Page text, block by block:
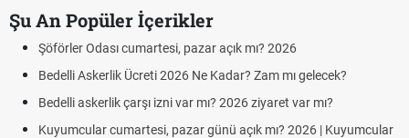
Şu An Popüler İçerikler
Şöförler Odası cumartesi, pazar açık mı? 2026
Bedelli Askerlik Ücreti 2026 Ne Kadar? Zam mı gelecek?
Bedelli askerlik çarşı izni var mı? 2026 ziyaret var mı?
Kuyumcular cumartesi, pazar günü açık mı? 2026 | Kuyumcular